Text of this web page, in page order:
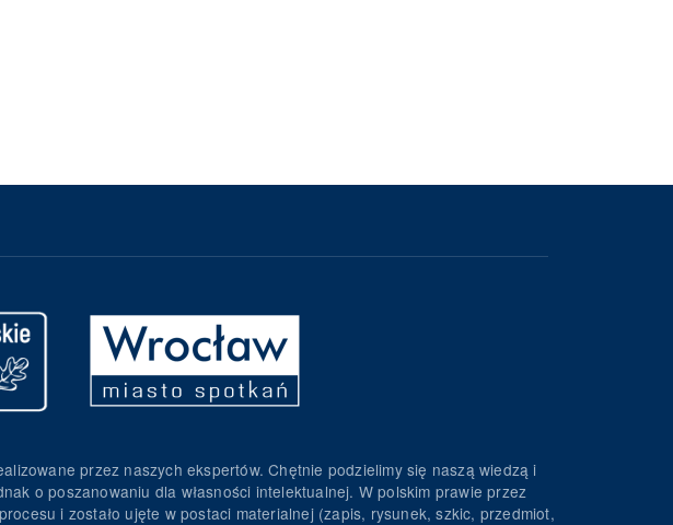
przez naszych ekspertów. Chętnie podzielimy się naszą wiedzą i
o poszanowaniu dla własności intelektualnej. W polskim prawie przez
i zostało ujęte w postaci materialnej (zapis, rysunek, szkic, przedmiot,